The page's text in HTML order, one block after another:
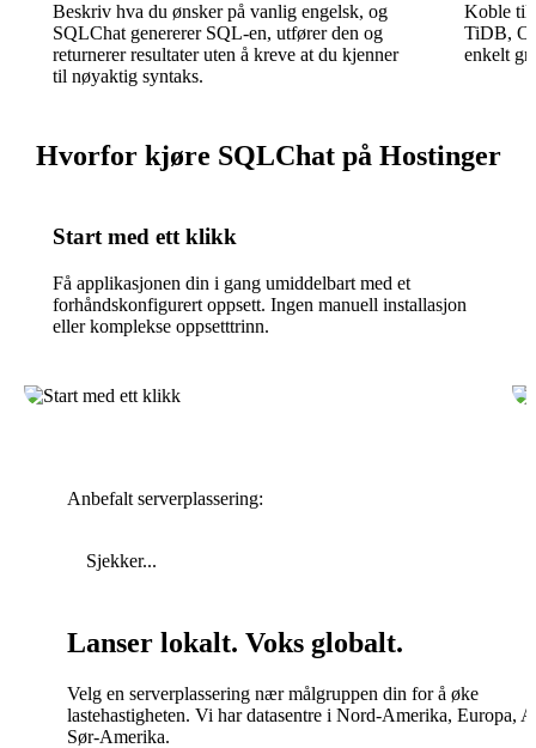
Beskriv hva du ønsker på vanlig engelsk, og
SQLChat genererer SQL-en, utfører den og
returnerer resultater uten å kreve at du kjenner
til nøyaktig syntaks.
Koble til
TiDB,
enkelt
Hvorfor kjøre SQLChat på Hostinger
Start med ett klikk
Få applikasjonen din i gang umiddelbart med et
forhåndskonfigurert oppsett. Ingen manuell installasjon
eller komplekse oppsetttrinn.
Anbefalt serverplassering:
Sjekker...
Lanser lokalt. Voks globalt.
Velg en serverplassering nær målgruppen din for å øke
lastehastigheten. Vi har datasentre i Nord-Amerika, Europa,
Sør-Amerika.